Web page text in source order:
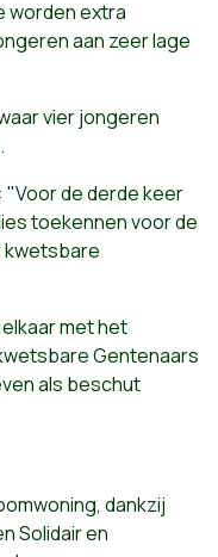
worden extra
aan zeer lage
vier jongeren
"Voor de derde keer
toekennen voor de
kwetsbare
met het
Gentenaars
als beschut
dankzij
Solidair en